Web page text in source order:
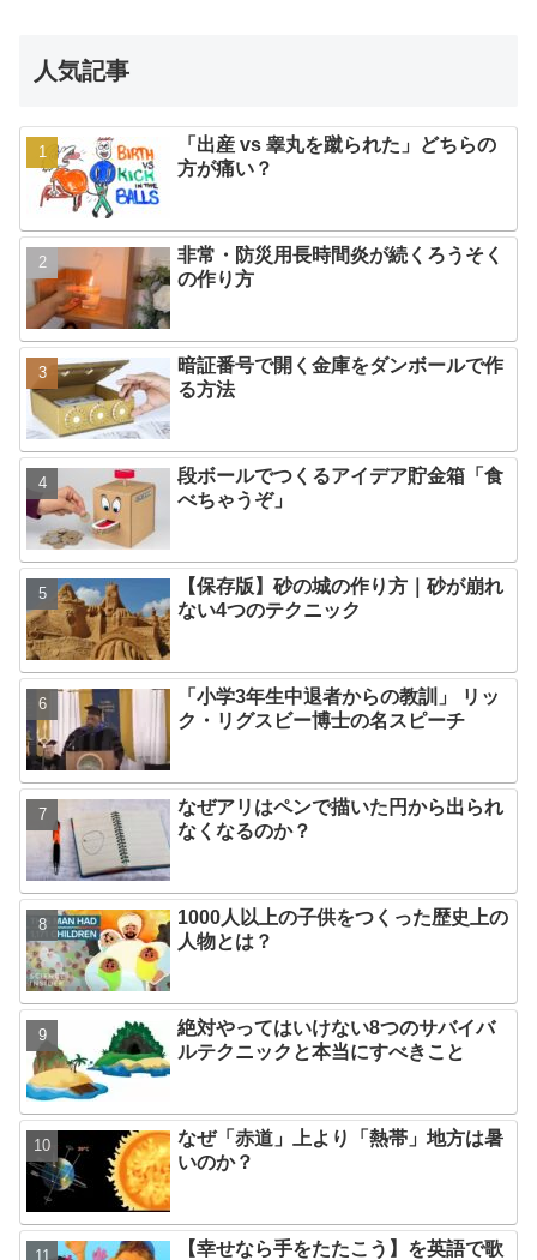
人気記事
「出産 vs 睾丸を蹴られた」どちらの
方が痛い？
非常・防災用長時間炎が続くろうそく
の作り方
暗証番号で開く金庫をダンボールで作
る方法
段ボールでつくるアイデア貯金箱「食
べちゃうぞ」
【保存版】砂の城の作り方｜砂が崩れ
ない4つのテクニック
「小学3年生中退者からの教訓」 リッ
ク・リグスビー博士の名スピーチ
なぜアリはペンで描いた円から出られ
なくなるのか？
1000人以上の子供をつくった歴史上の
人物とは？
絶対やってはいけない8つのサバイバ
ルテクニックと本当にすべきこと
なぜ「赤道」上より「熱帯」地方は暑
いのか？
【幸せなら手をたたこう】を英語で歌